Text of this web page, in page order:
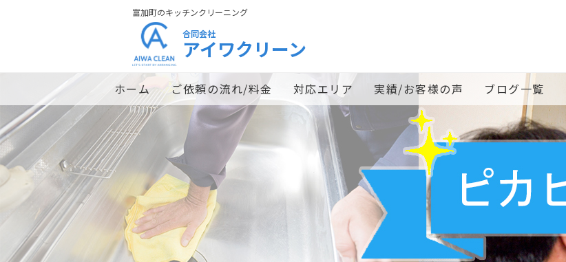
富加町のキッチンクリーニング
合同会社
アイワクリーン
ホーム ご依頼の流れ/料金 対応エリア 実績/お客様の声 ブログ一覧